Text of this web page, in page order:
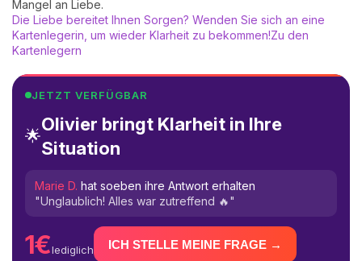
Mangel an Liebe.
Die Liebe bereitet Ihnen Sorgen? Wenden Sie sich an eine
Kartenlegerin, um wieder Klarheit zu bekommen!Zu den
Kartenlegern
JETZT VERFÜGBAR
🌟
Olivier bringt Klarheit in Ihre
Situation
Marie D. hat soeben ihre Antwort erhalten
"Unglaublich! Alles war zutreffend 🔥"
1€lediglich ICH STELLE MEINE FRAGE →